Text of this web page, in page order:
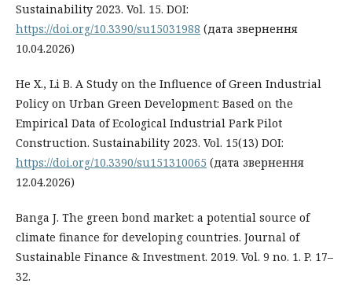
Sustainability 2023. Vol. 15. DOI:
https://doi.org/10.3390/su15031988 (дата звернення
10.04.2026)
He X., Li B. A Study on the Influence of Green Industrial
Policy on Urban Green Development: Based on the
Empirical Data of Ecological Industrial Park Pilot
Construction. Sustainability 2023. Vol. 15(13) DOI:
https://doi.org/10.3390/su151310065 (дата звернення
12.04.2026)
Banga J. The green bond market: a potential source of
climate finance for developing countries. Journal of
Sustainable Finance & Investment. 2019. Vol. 9 no. 1. P. 17–
32.